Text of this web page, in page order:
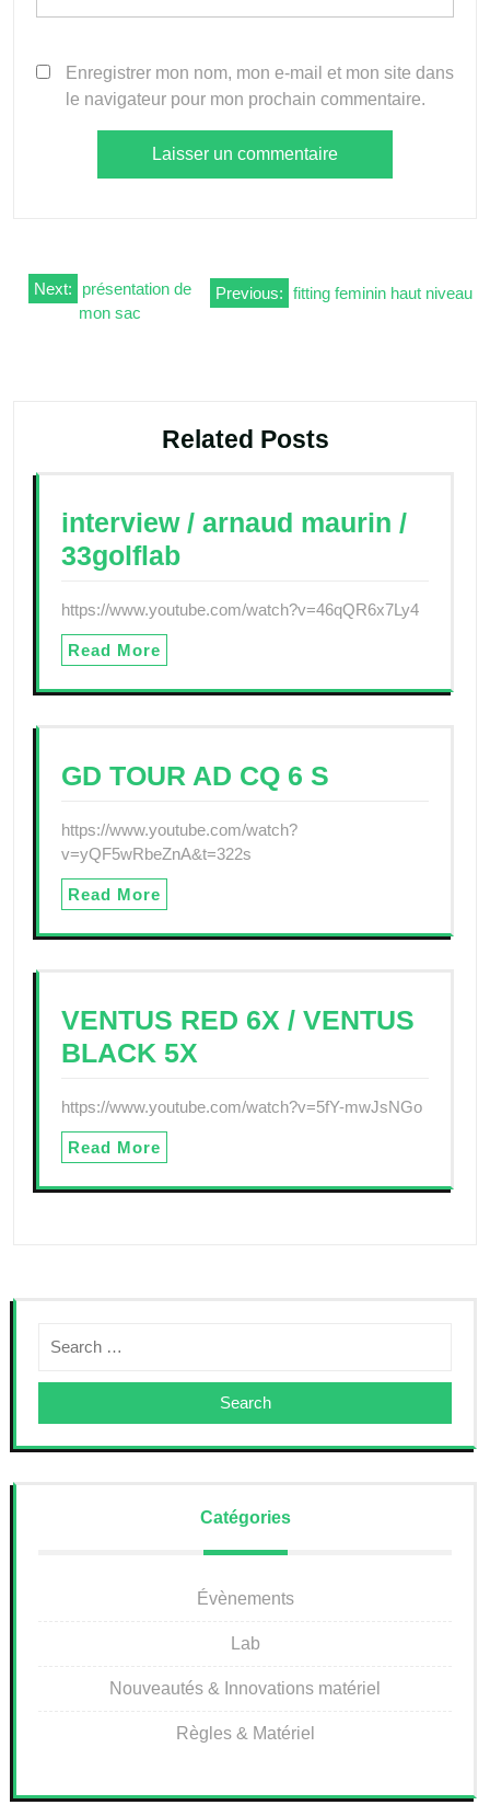
Enregistrer mon nom, mon e-mail et mon site dans
le navigateur pour mon prochain commentaire.
Navigation
Previous: fitting feminin haut niveau
Next:
présentation de
mon sac
Related Posts
interview / arnaud maurin /
33golflab
https://www.youtube.com/watch?v=46qQR6x7Ly4
Read More
GD TOUR AD CQ 6 S
https://www.youtube.com/watch?
v=yQF5wRbeZnA&t=322s
Read More
VENTUS RED 6X / VENTUS
BLACK 5X
https://www.youtube.com/watch?v=5fY-mwJsNGo
Read More
Search
Catégories
Évènements
Lab
Nouveautés & Innovations matériel
Règles & Matériel